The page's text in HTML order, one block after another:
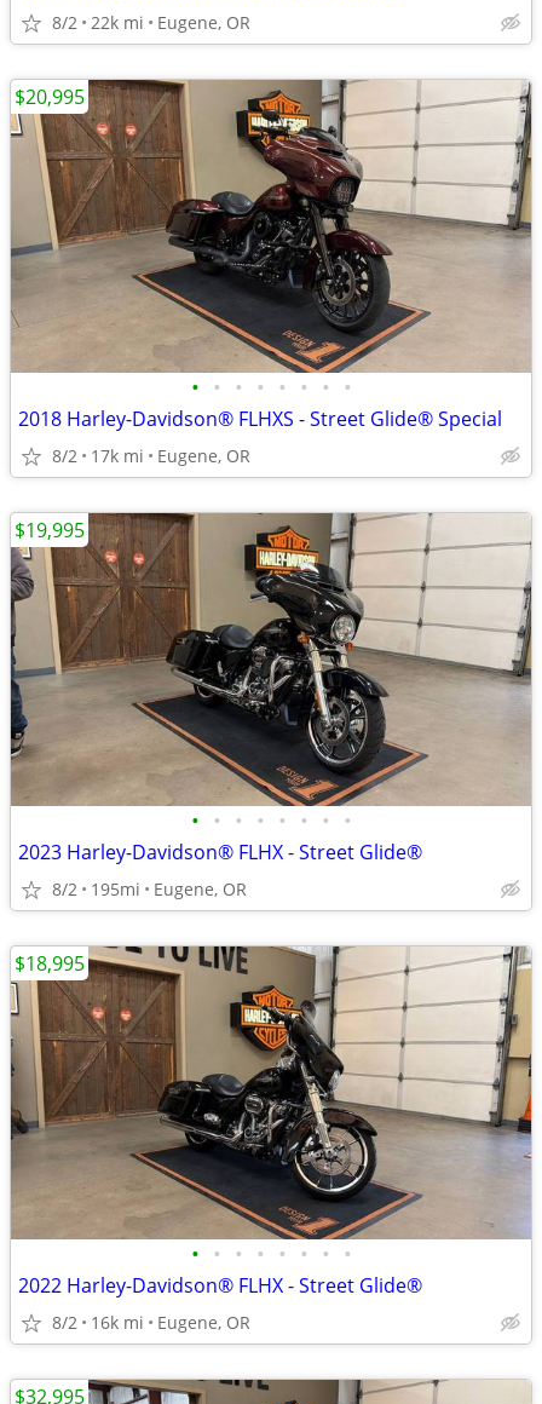
8/2 22k mi Eugene, OR
• • • • • • • •
2018 Harley-Davidson® FLHXS - Street Glide® Special
8/2 17k mi Eugene, OR
$20,995
• • • • • • • •
2023 Harley-Davidson® FLHX - Street Glide®
8/2 195mi Eugene, OR
$19,995
• • • • • • • •
2022 Harley-Davidson® FLHX - Street Glide®
8/2 16k mi Eugene, OR
$18,995
$32,995